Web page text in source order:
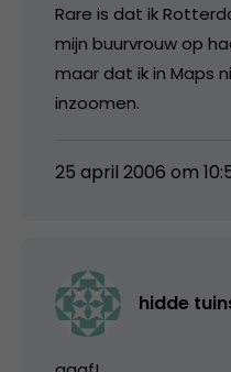
Rare is dat ik
mijn buurvrouw op
maar dat ik in Maps
inzoomen.
25 april 2006 om
hidde